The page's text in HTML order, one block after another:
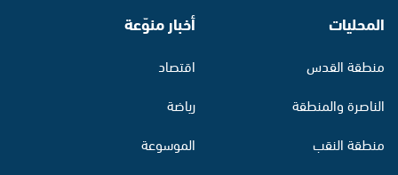
المحليات
منطقة القدس
الناصرة والمنطقة
منطقة النقب
أخبار منوّعة
اقتصاد
رياضة
الموسوعة